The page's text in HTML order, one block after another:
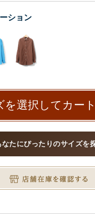
ション
を選択してカー
なたにぴったりのサイズを